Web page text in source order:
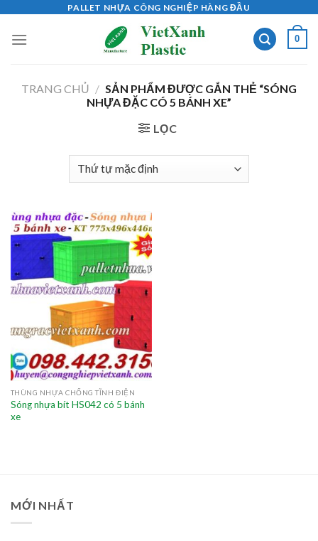
content
PALLET NHỰA CÔNG NGHIỆP HÀNG ĐẦU
0
TRANG CHỦ / SẢN PHẨM ĐƯỢC GẮN THẺ “SÓNG
NHỰA ĐẶC CÓ 5 BÁNH XE”
LỌC
THÙNG NHỰA CHỐNG TĨNH ĐIỆN
Sóng nhựa bít HS042 có 5 bánh
xe
MỚI NHẤT